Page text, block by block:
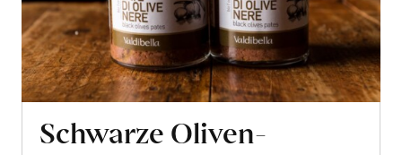
Schwarze Oliven-